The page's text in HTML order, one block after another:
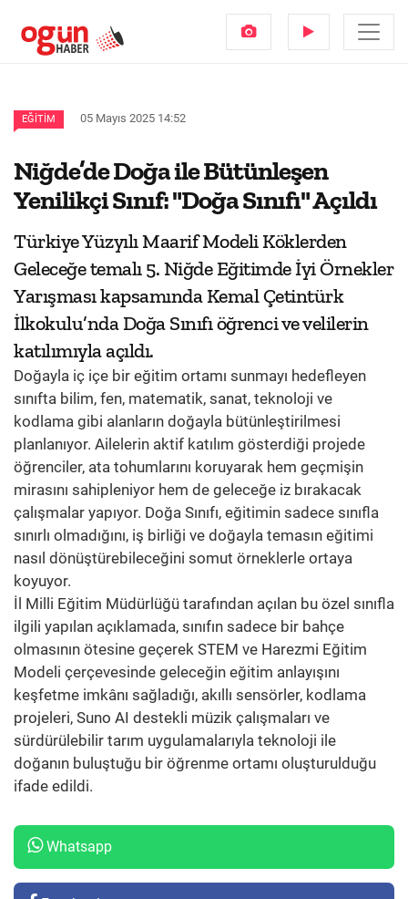
EĞITIM 05 Mayıs 2025 14:52
Niğde’de Doğa ile Bütünleşen
Yenilikçi Sınıf: "Doğa Sınıfı" Açıldı
Türkiye Yüzyılı Maarif Modeli Köklerden
Geleceğe temalı 5. Niğde Eğitimde İyi Örnekler
Yarışması kapsamında Kemal Çetintürk
İlkokulu’nda Doğa Sınıfı öğrenci ve velilerin
katılımıyla açıldı.
Doğayla iç içe bir eğitim ortamı sunmayı hedefleyen
sınıfta bilim, fen, matematik, sanat, teknoloji ve
kodlama gibi alanların doğayla bütünleştirilmesi
planlanıyor. Ailelerin aktif katılım gösterdiği projede
öğrenciler, ata tohumlarını koruyarak hem geçmişin
mirasını sahipleniyor hem de geleceğe iz bırakacak
çalışmalar yapıyor. Doğa Sınıfı, eğitimin sadece sınıfla
sınırlı olmadığını, iş birliği ve doğayla temasın eğitimi
nasıl dönüştürebileceğini somut örneklerle ortaya
koyuyor.
İl Milli Eğitim Müdürlüğü tarafından açılan bu özel sınıfla
ilgili yapılan açıklamada, sınıfın sadece bir bahçe
olmasının ötesine geçerek STEM ve Harezmi Eğitim
Modeli çerçevesinde geleceğin eğitim anlayışını
keşfetme imkânı sağladığı, akıllı sensörler, kodlama
projeleri, Suno AI destekli müzik çalışmaları ve
sürdürülebilir tarım uygulamalarıyla teknoloji ile
doğanın buluştuğu bir öğrenme ortamı oluşturulduğu
ifade edildi.
Whatsapp